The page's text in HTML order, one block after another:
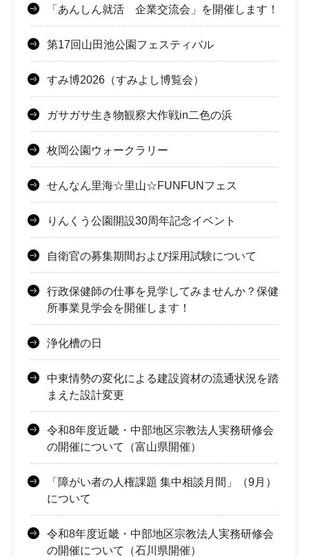
「あんしん就活 企業交流会」を開催します！
第17回山田池公園フェスティバル
すみ博2026（すみよし博覧会）
ガサガサ生き物観察大作戦in二色の浜
枚岡公園ウォークラリー
せんなん里海☆里山☆FUNFUNフェス
りんくう公園開設30周年記念イベント
自衛官の募集期間および採用試験について
行政保健師の仕事を見学してみませんか？保健
所事業見学会を開催します！
浄化槽の日
中東情勢の変化による建設資材の流通状況を踏
まえた設計変更
令和8年度近畿・中部地区宗教法人実務研修会
の開催について（富山県開催）
「障がい者の人権課題 集中相談月間」（9月）
について
令和8年度近畿・中部地区宗教法人実務研修会
の開催について（石川県開催）